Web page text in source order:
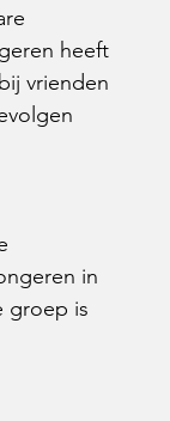
heeft
vrienden
in
groep is